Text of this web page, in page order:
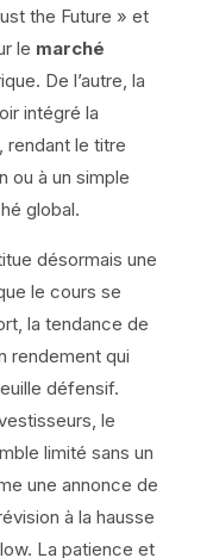
the Future » et
le marché
De l’autre, la
intégré la
rendant le titre
ou à un simple
global.
désormais une
le cours se
la tendance de
rendement qui
défensif.
le
limité sans un
une annonce de
à la hausse
La patience et